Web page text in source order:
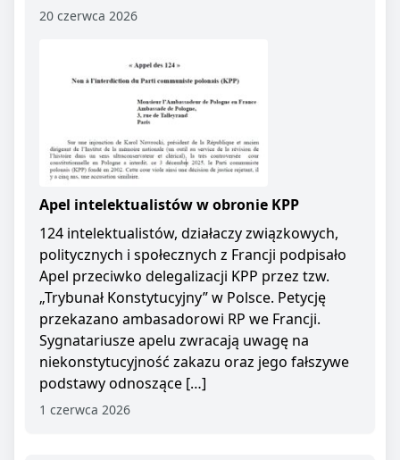
20 czerwca 2026
Apel intelektualistów w obronie KPP
124 intelektualistów, działaczy związkowych,
politycznych i społecznych z Francji podpisało
Apel przeciwko delegalizacji KPP przez tzw.
„Trybunał Konstytucyjny” w Polsce. Petycję
przekazano ambasadorowi RP we Francji.
Sygnatariusze apelu zwracają uwagę na
niekonstytucyjność zakazu oraz jego fałszywe
podstawy odnoszące […]
1 czerwca 2026